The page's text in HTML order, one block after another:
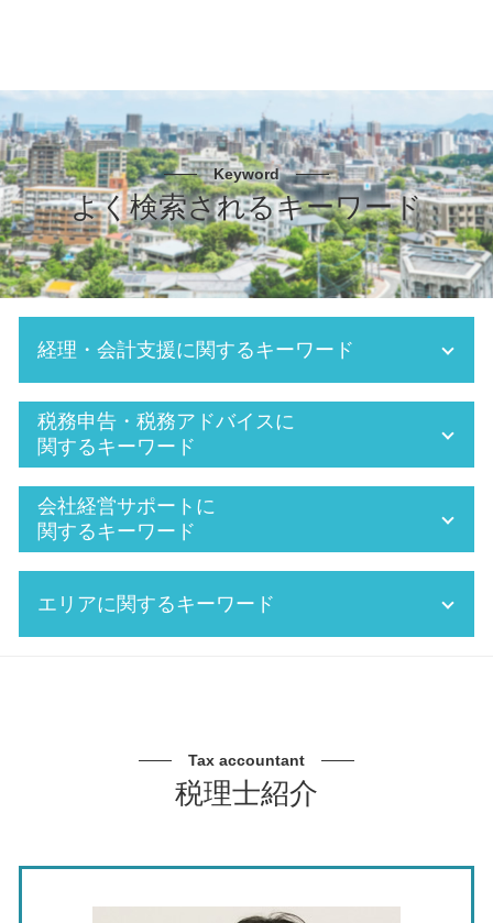
Keyword
よく検索されるキーワード
経理・会計支援に関するキーワード
仮想通貨 確定申告
税務申告 個人
交際費 損金不算入
税理士 税務署
税務 確定申告
株 確定申告
会計 支援
FX 確定申告
年末調整 所得税
法人 年末調整
税務申告・税務アドバイスに
関するキーワード
相続税 2割加算
法人 不動産 売却 税金 計算
決算書 税務申告書
インボイス制度 不動産
確定申告 売上 金額
役員報酬 税金 対策
税務調査 税理士 費用
会社経営サポートに
関するキーワード
中小企業 経営計画
会社経営 サポート 税理士
資金繰り表 キャッシュフロー計算書
エリアに関するキーワード
記帳代行 税理士 相談 春日井市
事業承継 税理士 相談 三重県
事業承継 税理士 相談 北名古屋市
税務相談 税理士 岐阜県
記帳代行 税理士 相談 東海市
Tax accountant
税理士紹介